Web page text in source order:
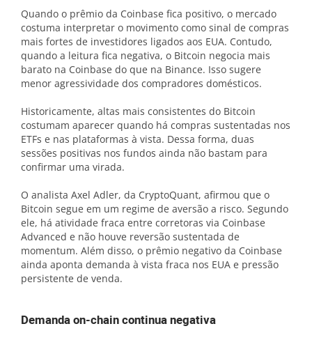
Quando o prêmio da Coinbase fica positivo, o mercado
costuma interpretar o movimento como sinal de compras
mais fortes de investidores ligados aos EUA. Contudo,
quando a leitura fica negativa, o Bitcoin negocia mais
barato na Coinbase do que na Binance. Isso sugere
menor agressividade dos compradores domésticos.
Historicamente, altas mais consistentes do Bitcoin
costumam aparecer quando há compras sustentadas nos
ETFs e nas plataformas à vista. Dessa forma, duas
sessões positivas nos fundos ainda não bastam para
confirmar uma virada.
O analista Axel Adler, da CryptoQuant, afirmou que o
Bitcoin segue em um regime de aversão a risco. Segundo
ele, há atividade fraca entre corretoras via Coinbase
Advanced e não houve reversão sustentada de
momentum. Além disso, o prêmio negativo da Coinbase
ainda aponta demanda à vista fraca nos EUA e pressão
persistente de venda.
Demanda on-chain continua negativa